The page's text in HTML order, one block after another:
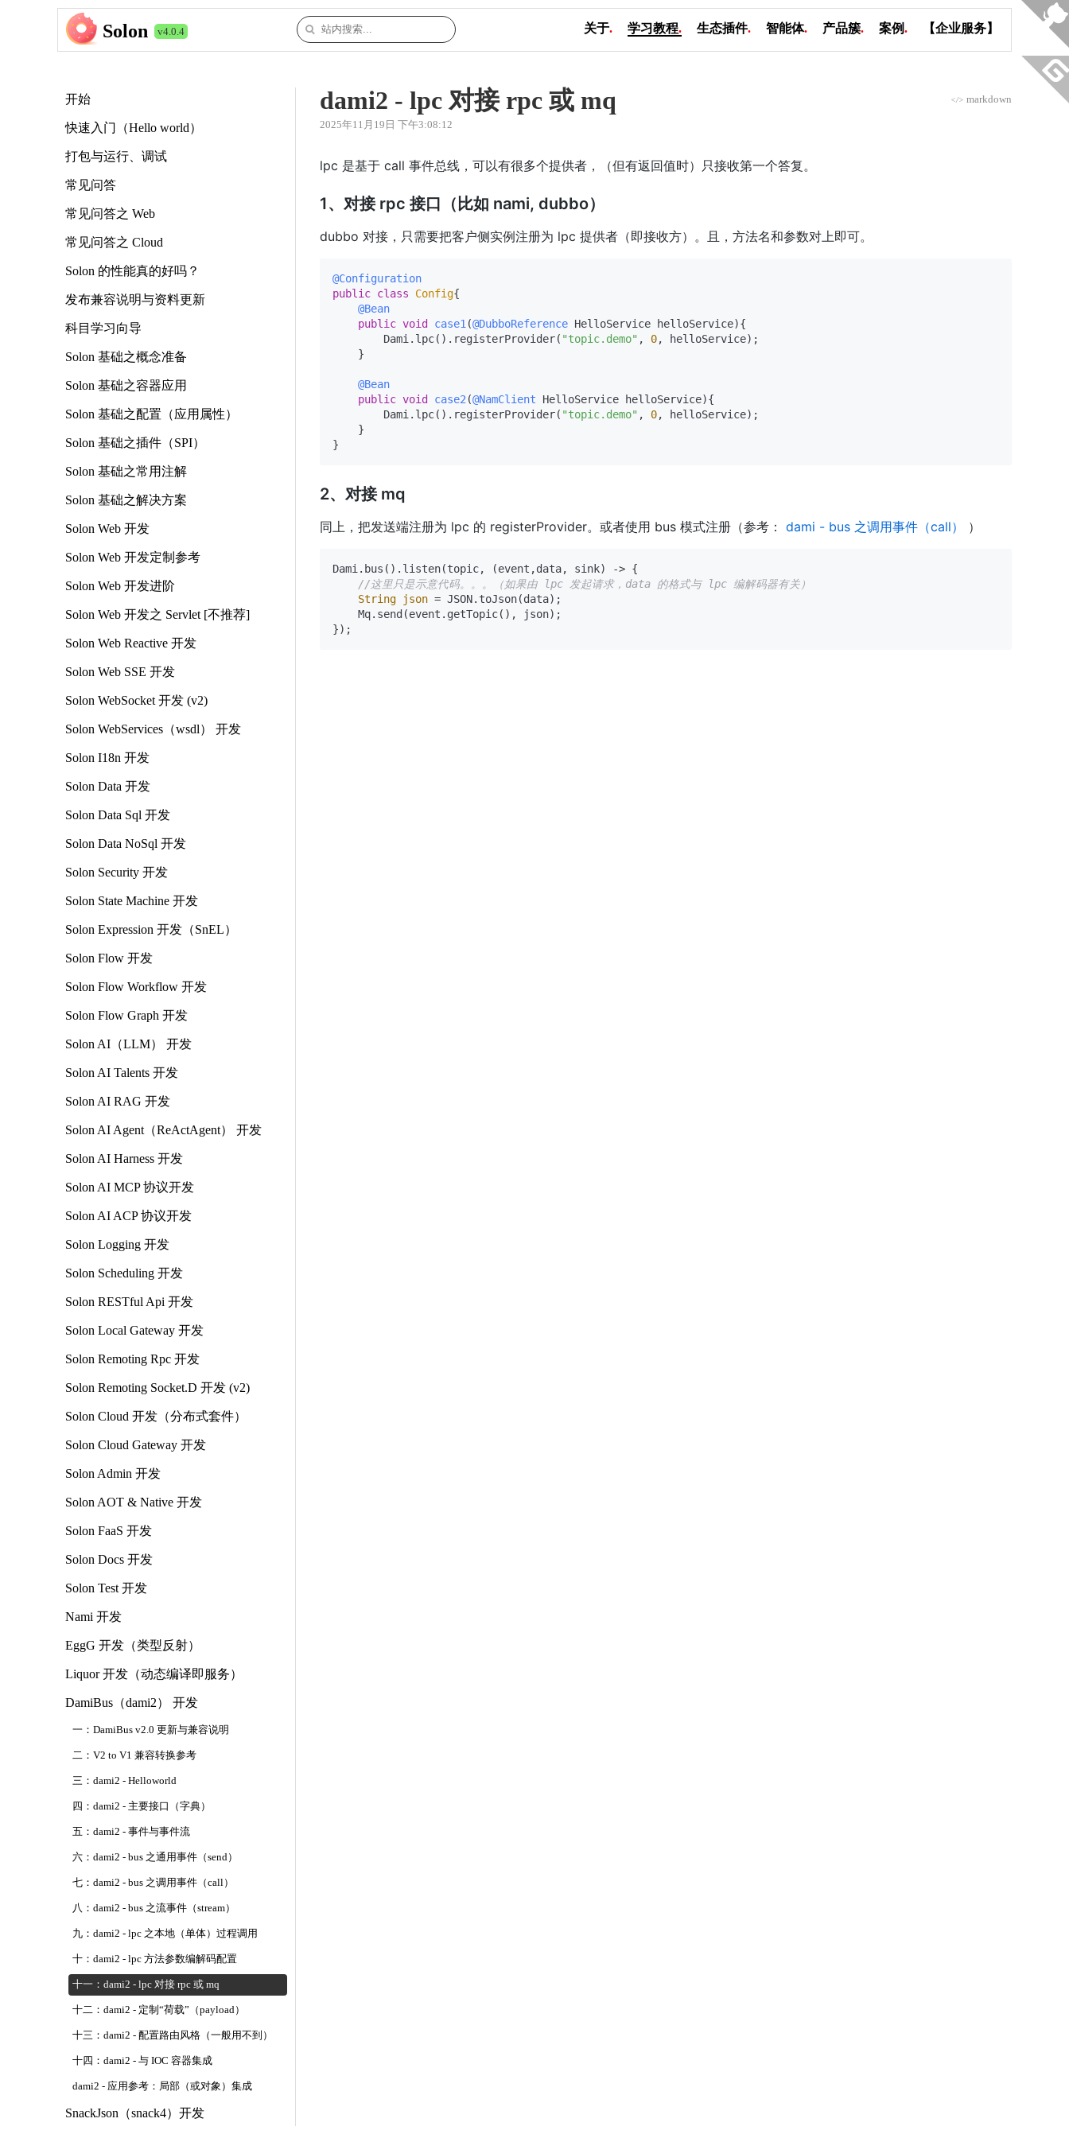
Solon v4.0.4 关于. 学习教程. 生态插件. 智能体. 产品簇. 案例. 【企业服务】
开始
快速入门（Hello world）
打包与运行、调试
常见问答
常见问答之 Web
常见问答之 Cloud
Solon 的性能真的好吗？
发布兼容说明与资料更新
科目学习向导
Solon 基础之概念准备
Solon 基础之容器应用
Solon 基础之配置（应用属性）
Solon 基础之插件（SPI）
Solon 基础之常用注解
Solon 基础之解决方案
Solon Web 开发
Solon Web 开发定制参考
Solon Web 开发进阶
Solon Web 开发之 Servlet [不推荐]
Solon Web Reactive 开发
Solon Web SSE 开发
Solon WebSocket 开发 (v2)
Solon WebServices（wsdl） 开发
Solon I18n 开发
Solon Data 开发
Solon Data Sql 开发
Solon Data NoSql 开发
Solon Security 开发
Solon State Machine 开发
Solon Expression 开发（SnEL）
Solon Flow 开发
Solon Flow Workflow 开发
Solon Flow Graph 开发
Solon AI（LLM） 开发
Solon AI Talents 开发
Solon AI RAG 开发
Solon AI Agent（ReActAgent） 开发
Solon AI Harness 开发
Solon AI MCP 协议开发
Solon AI ACP 协议开发
Solon Logging 开发
Solon Scheduling 开发
Solon RESTful Api 开发
Solon Local Gateway 开发
Solon Remoting Rpc 开发
Solon Remoting Socket.D 开发 (v2)
Solon Cloud 开发（分布式套件）
Solon Cloud Gateway 开发
Solon Admin 开发
Solon AOT & Native 开发
Solon FaaS 开发
Solon Docs 开发
Solon Test 开发
Nami 开发
EggG 开发（类型反射）
Liquor 开发（动态编译即服务）
DamiBus（dami2） 开发
一：DamiBus v2.0 更新与兼容说明
二：V2 to V1 兼容转换参考
三：dami2 - Helloworld
四：dami2 - 主要接口（字典）
五：dami2 - 事件与事件流
六：dami2 - bus 之通用事件（send）
七：dami2 - bus 之调用事件（call）
八：dami2 - bus 之流事件（stream）
九：dami2 - lpc 之本地（单体）过程调用
十：dami2 - lpc 方法参数编解码配置
十一：dami2 - lpc 对接 rpc 或 mq
十二：dami2 - 定制“荷载”（payload）
十三：dami2 - 配置路由风格（一般用不到）
十四：dami2 - 与 IOC 容器集成
dami2 - 应用参考：局部（或对象）集成
SnackJson（snack4）开发
dami2 - lpc 对接 rpc 或 mq </> markdown
2025年11月19日 下午3:08:12
lpc 是基于 call 事件总线，可以有很多个提供者，（但有返回值时）只接收第一个答复。
1、对接 rpc 接口（比如 nami, dubbo）
dubbo 对接，只需要把客户侧实例注册为 lpc 提供者（即接收方）。且，方法名和参数对上即可。
@Configuration
public class Config{
@Bean
public void case1 (@DubboReference HelloService helloService){
        Dami.lpc().registerProvider(
"topic.demo" , 0, helloService);
    }
@Bean
public void case2 (@NamClient HelloService helloService){
        Dami.lpc().registerProvider(
"topic.demo" , 0, helloService);
    }
2、对接 mq
同上，把发送端注册为 lpc 的 registerProvider。或者使用 bus 模式注册（参考： dami - bus 之调用事件（call） ）
Dami.bus().listen(topic, (event,data, sink) -> {
//这里只是示意代码。。。（如果由 lpc 发起请求，data 的格式与 lpc 编解码器有关）
String
json = JSON.toJson(data);
    Mq.send(event.getTopic(), json);